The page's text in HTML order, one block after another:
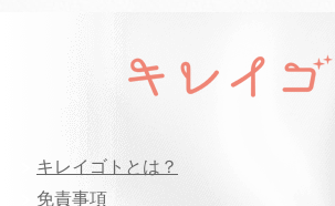
キレイゴトとは？
免責事項